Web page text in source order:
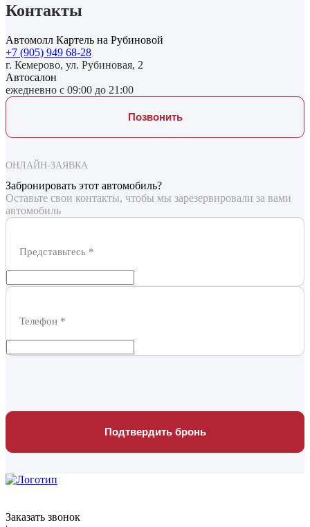
Контакты
Автомолл Картель на Рубиновой
+7 (905) 949 68-28
г. Кемерово, ул. Рубиновая, 2
Автосалон
ежедневно с 09:00 до 21:00
Позвонить
ОНЛАЙН-ЗАЯВКА
Забронировать этот автомобиль?
Оставьте свои контакты, чтобы мы зарезервировали за вами
автомобиль
Представьтесь *
Телефон *
Подтвердить бронь
Заказать звонок